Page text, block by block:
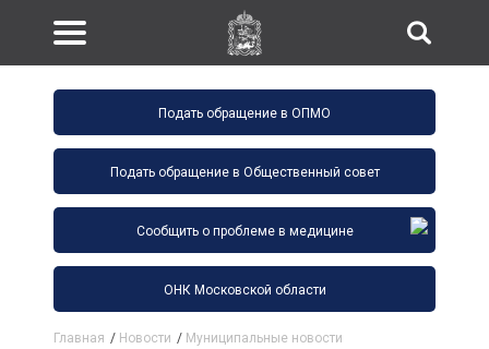
Подать обращение в ОПМО
Подать обращение в Общественный совет
Сообщить о проблеме в медицине
ОНК Московской области
Главная / Новости / Муниципальные новости